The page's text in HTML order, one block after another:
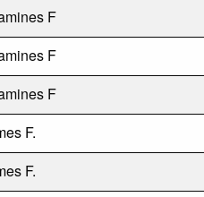
F
F
F
F.
F.